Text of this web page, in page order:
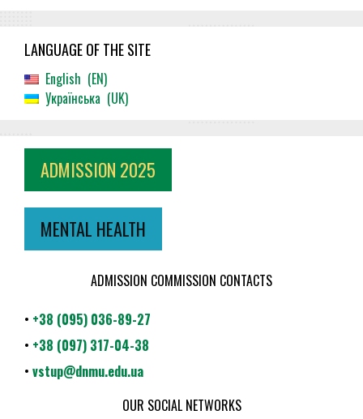
LANGUAGE OF THE SITE
English
EN
Українська
UK
ADMISSION 2025
MENTAL HEALTH
ADMISSION COMMISSION CONTACTS
• +38 (095) 036-89-27
• +38 (097) 317-04-38
• vstup@dnmu.edu.ua
OUR SOCIAL NETWORKS